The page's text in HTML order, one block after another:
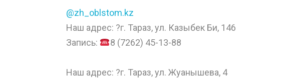
@zh_oblstom.kz
Наш адрес: ?г. Тараз, ул. Казыбек Би, 146
Запись:
8 (7262) 45-13-88
Наш адрес: ?г. Тараз, ул. Жуанышева, 4